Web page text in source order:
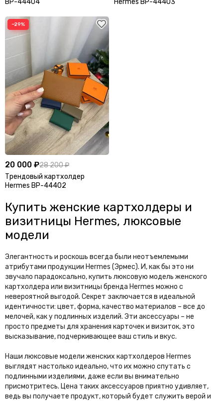
−29%
20 000 ₽28 200 ₽
Трендовый картхолдер
Hermes BP-44402
Купить женские картхолдеры и
визитницы Hermes, люксовые
модели
Элегантность и роскошь всегда были неотъемлемыми
атрибутами продукции Hermes (Эрмес). И, как бы это ни
звучало парадоксально, купить люксовую модель женского
картхолдера или визитницы бренда Hermes можно с
невероятной выгодой. Секрет заключается в идеальной
идентичности: цвет, форма, качество материалов – все до
мелочей, как у подлинных изделий. Эти аксессуары – не
просто предметы для хранения карточек и визиток, это
высказывание, подчеркивающее ваш стиль и вкус.
Наши люксовые модели женских картхолдеров Hermes
выглядят настолько идеально, что их можно спутать с
подлинными изделиями, даже если вы внимательно
присмотритесь. Цена таких аксессуаров приятно удивляет,
ведь вы получаете продукт, который будет служить верой и